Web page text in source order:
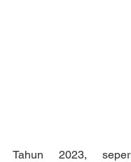
Tahun 2023,